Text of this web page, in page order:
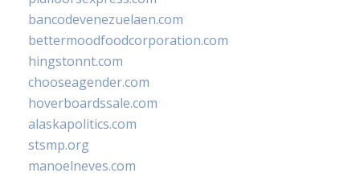
bancodevenezuelaen.com
bettermoodfoodcorporation.com
hingstonnt.com
chooseagender.com
hoverboardssale.com
alaskapolitics.com
stsmp.org
manoelneves.com